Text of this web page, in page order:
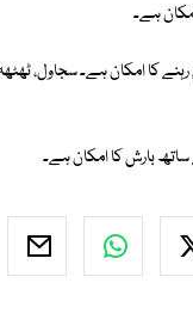
ہے۔
کا امکان ہے۔ سجاول،
بارش کا امکان ہے۔